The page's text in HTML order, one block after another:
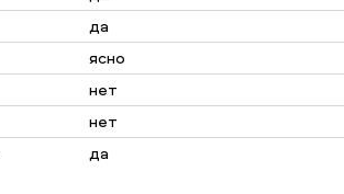
да
ясно
нет
нет
да